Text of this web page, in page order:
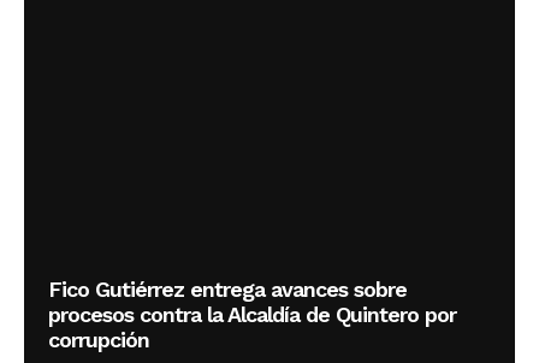
Fico Gutiérrez entrega avances sobre
procesos contra la Alcaldía de Quintero por
corrupción